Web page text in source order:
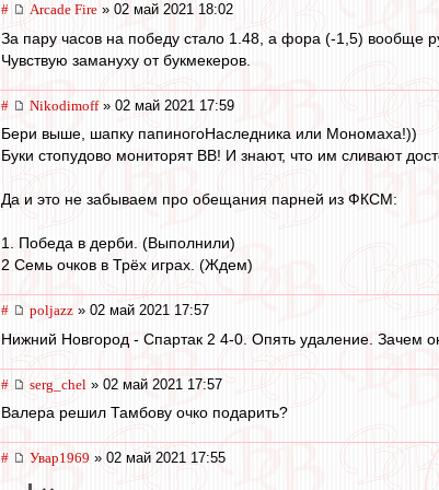
# Arcade Fire » 02 май 2021 18:02
За пару часов на победу стало 1.48, а фора (-1,5) вообще
Чувствую замануху от букмекеров.
# Nikodimoff» 02 май 2021 17:59
Бери выше, шапку папиногоНаследника или Мономаха!))
Буки стопудово мониторят ВВ! И знают, что им сливают
Да и это не забываем про обещания парней из ФКСМ:
1. Победа в дерби. (Выполнили)
2 Семь очков в Трёх играх. (Ждем)
# poljazz » 02 май 2021 17:57
Нижний Новгород - Спартак 2 4-0. Опять удаление. Зачем
# serg_chel » 02 май 2021 17:57
Валера решил Тамбову очко подарить?
# Увар1969 » 02 май 2021 17:55